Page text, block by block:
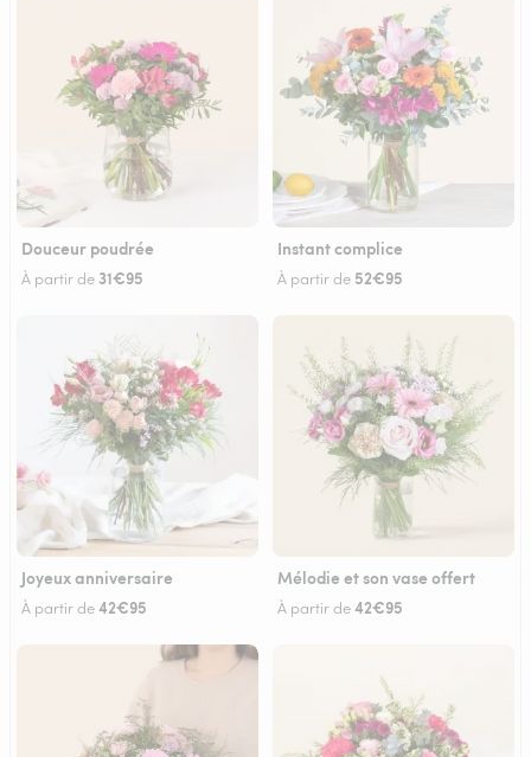
Douceur poudrée
À partir de 31€95
Instant complice
À partir de 52€95
Joyeux anniversaire
À partir de42€95
Mélodie et son vase offert
À partir de42€95